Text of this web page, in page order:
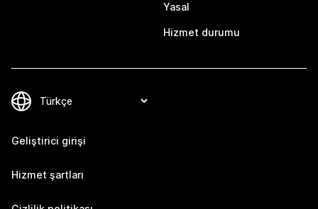
Yasal
Hizmet durumu
Geliştirici girişi
Hizmet şartları